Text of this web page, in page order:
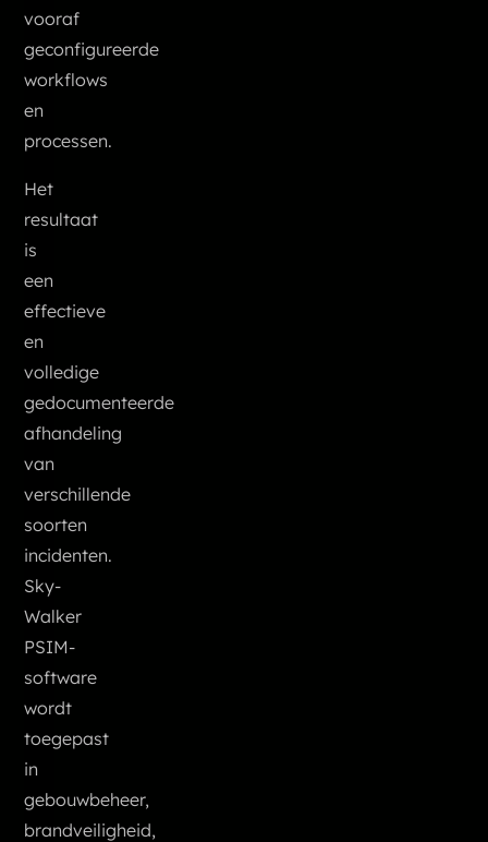
vooraf
geconfigureerde
workflows
en
processen.
Het
resultaat
is
een
effectieve
en
volledige
gedocumenteerde
afhandeling
van
verschillende
soorten
incidenten.
Sky-
Walker
PSIM-
software
wordt
toegepast
in
gebouwbeheer,
brandveiligheid,